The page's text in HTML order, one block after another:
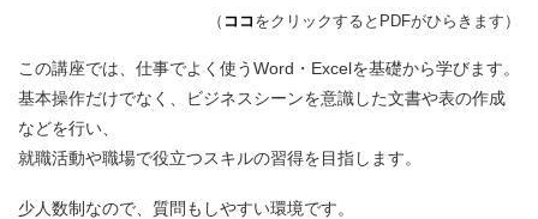
（ ココ をクリックするとPDFがひらきます）
この講座では、仕事でよく使うWord・Excelを基礎から学びます。
基本操作だけでなく、ビジネスシーンを意識した文書や表の作成
などを行い、
就職活動や職場で役立つスキルの習得を目指します。
少人数制なので、質問もしやすい環境です。